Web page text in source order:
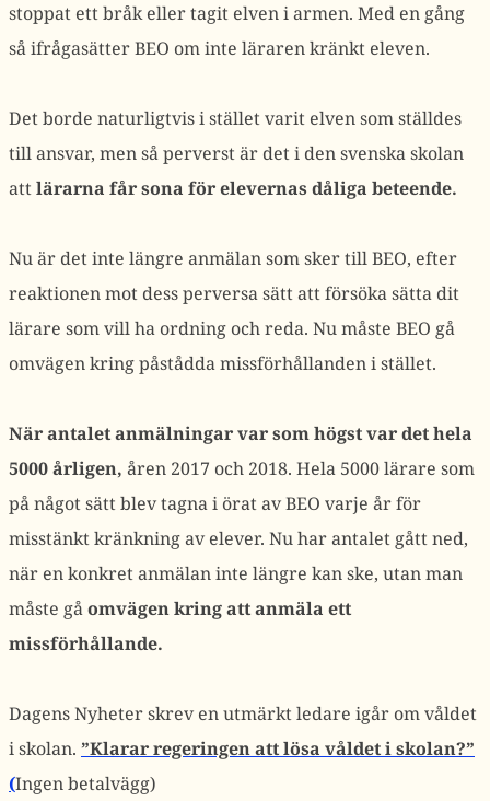
stoppat ett bråk eller tagit elven i armen. Med en gång
så ifrågasätter BEO om inte läraren kränkt eleven.
Det borde naturligtvis i stället varit elven som ställdes
till ansvar, men så perverst är det i den svenska skolan
attlärarna får sona för elevernas dåliga beteende.
Nu är det inte längre anmälan som sker till BEO, efter
reaktionen mot dess perversa sätt att försöka sätta dit
lärare som vill ha ordning och reda. Nu måste BEO gå
omvägen kring påstådda missförhållanden i stället.
När antalet anmälningar var som högst var det hela
5000 årligen, åren 2017 och 2018. Hela 5000 lärare som
på något sätt blev tagna i örat av BEO varje år för
misstänkt kränkning av elever. Nu har antalet gått ned,
när en konkret anmälan inte längre kan ske, utan man
måste gåomvägen kring att anmäla ett
missförhållande.
Dagens Nyheter skrev en utmärkt ledare igår om våldet
i skolan. ”Klarar regeringen att lösa våldet i skolan?”
(Ingen betalvägg)